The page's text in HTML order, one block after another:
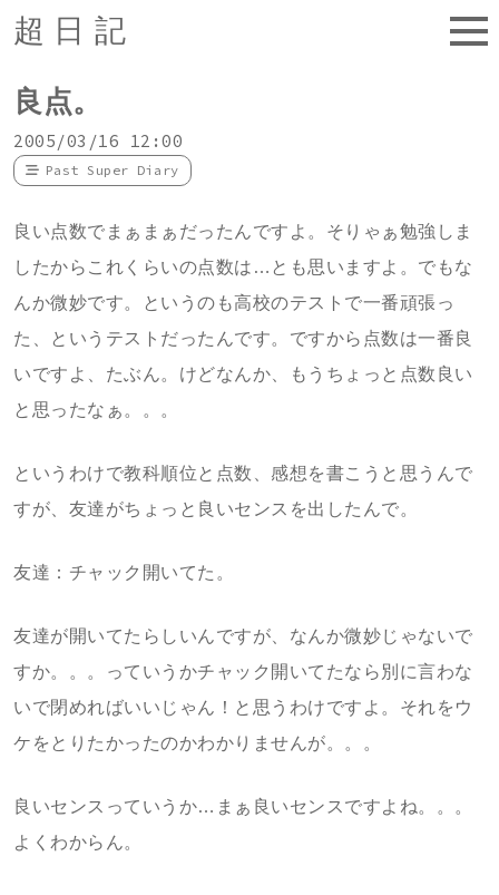
超日記
良点。
2005/03/16 12:00
Past Super Diary
良い点数でまぁまぁだったんですよ。そりゃぁ勉強しま
したからこれくらいの点数は…とも思いますよ。でもな
んか微妙です。というのも高校のテストで一番頑張っ
た、というテストだったんです。ですから点数は一番良
いですよ、たぶん。けどなんか、もうちょっと点数良い
と思ったなぁ。。。
というわけで教科順位と点数、感想を書こうと思うんで
すが、友達がちょっと良いセンスを出したんで。
友達：チャック開いてた。
友達が開いてたらしいんですが、なんか微妙じゃないで
すか。。。っていうかチャック開いてたなら別に言わな
いで閉めればいいじゃん！と思うわけですよ。それをウ
ケをとりたかったのかわかりませんが。。。
良いセンスっていうか…まぁ良いセンスですよね。。。
よくわからん。